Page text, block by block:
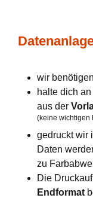
wir benötigen
halte dich an
aus der
(keine wichtigen
gedruckt wir
Daten
zu
Die
Endformat